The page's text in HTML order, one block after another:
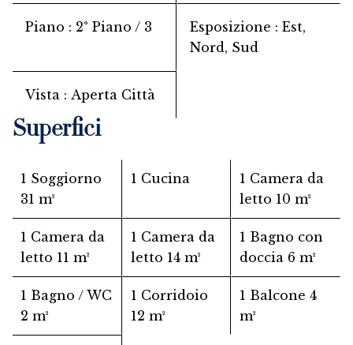
Piano 2° Piano / 3 Esposizione
Est,
Nord, Sud
Vista Aperta Città
Superfici
1 Soggiorno
31 m²
1 Cucina
1 Camera da
letto 10 m²
1 Camera da
letto 11 m²
1 Camera da
letto 14 m²
1 Bagno con
doccia 6 m²
1 Bagno / WC
2 m²
1 Corridoio
12 m²
1 Balcone4
m²